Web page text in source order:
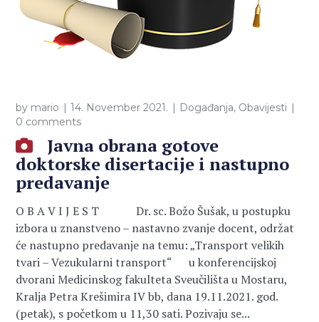
by mario 14. November 2021. Događanja, Obavijesti
0 comments
Javna obrana gotove
doktorske disertacije i nastupno
predavanje
O B A V I J E S T Dr. sc. Božo Šušak, u postupku
izbora u znanstveno – nastavno zvanje docent, održat
će nastupno predavanje na temu: „Transport velikih
tvari – Vezukularni transport“ u konferencijskoj
dvorani Medicinskog fakulteta Sveučilišta u Mostaru,
Kralja Petra Krešimira IV bb, dana 19.11.2021. god.
(petak), s početkom u 11,30 sati. Pozivaju se...